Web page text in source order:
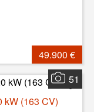
49.900 €
51
kW (163 CV)